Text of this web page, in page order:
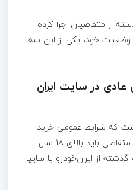
از متقاضیان اجرا کرده
وضعیت خود، یکی از این سه
در سایت ایران
که شرایط عمومی خرید
خودرو را دارند. طبق قوانین، سن متقاضی باید بالای 18 سال
نباید طی 48 ماه گذشته از ایران‌خودرو یا سایپا